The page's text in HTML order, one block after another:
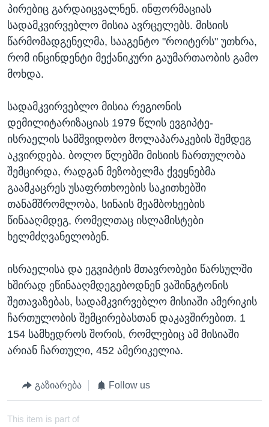
პირებიც გარდაიცვალნენ. ინფორმაციას
სადამკვირვებლო მისია ავრცელებს. მისიის
წარმომადგენელმა, სააგენტო "როიტერს" უთხრა,
რომ ინცინდენტი მექანიკური გაუმართაობის გამო
მოხდა.
სადამკვირვებლო მისია რეგიონის
დემილიტარიზაციას 1979 წლის ევგიპტე-
ისრაელის სამშვიდობო მოლაპარაკების შემდეგ
აკვირდება. ბოლო წლებში მისიის ჩართულობა
შემცირდა, რადგან მეზობელმა ქვეყნებმა
გაამკაცრეს უსაფრთხოების საკითხებში
თანამშრომლობა, სინაის მეამბოხეების
წინააღმდეგ, რომელთაც ისლამისტები
ხელმძღვანელობენ.
ისრაელისა და ეგვიპტის მთავრობები წარსულში
ხშირად ეწინააღმდეგებოდნენ ვაშინგტონის
შეთავაზებას, სადამკვირვებლო მისიაში ამერიკის
ჩართულობის შემცირებასთან დაკავშირებით. 1
154 სამხედროს შორის, რომლებიც ამ მისიაში
არიან ჩართული, 452 ამერიკელია.
გაზიარება Follow us
This item is part of